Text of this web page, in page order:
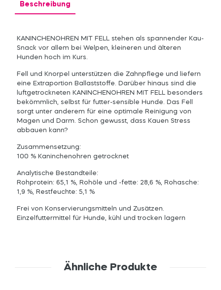
Beschreibung
KANINCHENOHREN MIT FELL stehen als spannender Kau-
Snack vor allem bei Welpen, kleineren und älteren
Hunden hoch im Kurs.
Fell und Knorpel unterstützen die Zahnpflege und liefern
eine Extraportion Ballaststoffe. Darüber hinaus sind die
luftgetrockneten KANINCHENOHREN MIT FELL besonders
bekömmlich, selbst für futter-sensible Hunde. Das Fell
sorgt unter anderem für eine optimale Reinigung von
Magen und Darm. Schon gewusst, dass Kauen Stress
abbauen kann?
Zusammensetzung:
100 % Kaninchenohren getrocknet
Analytische Bestandteile:
Rohprotein: 65,1 %, Rohöle und -fette: 28,6 %, Rohasche:
1,9 %, Restfeuchte: 5,1 %
Frei von Konservierungsmitteln und Zusätzen.
Einzelfuttermittel für Hunde, kühl und trocken lagern
Ähnliche Produkte